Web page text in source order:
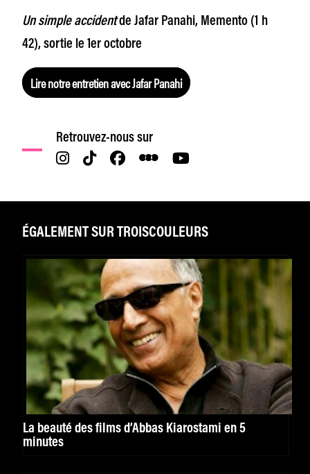
Un simple accidentde Jafar Panahi, Memento (1 h
42), sortie le 1er octobre
Lire notre entretien avec Jafar Panahi
Retrouvez-nous sur
ÉGALEMENT SUR TROISCOULEURS
La beauté des films d’Abbas Kiarostami en 5
minutes